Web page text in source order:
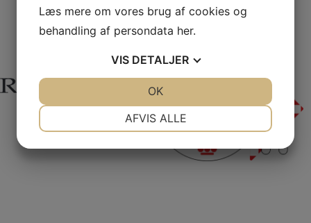
Sponsorer
Læs mere om vores brug af cookies og
behandling af persondata her.
VIS DETALJER
STATISTIK
AFVIS ALLE
OK